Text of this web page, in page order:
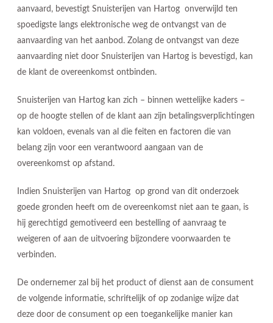
aanvaard, bevestigt Snuisterijen van Hartog onverwijld ten
spoedigste langs elektronische weg de ontvangst van de
aanvaarding van het aanbod. Zolang de ontvangst van deze
aanvaarding niet door Snuisterijen van Hartog is bevestigd, kan
de klant de overeenkomst ontbinden.
Snuisterijen van Hartog kan zich – binnen wettelijke kaders –
op de hoogte stellen of de klant aan zijn betalingsverplichtingen
kan voldoen, evenals van al die feiten en factoren die van
belang zijn voor een verantwoord aangaan van de
overeenkomst op afstand.
Indien Snuisterijen van Hartog op grond van dit onderzoek
goede gronden heeft om de overeenkomst niet aan te gaan, is
hij gerechtigd gemotiveerd een bestelling of aanvraag te
weigeren of aan de uitvoering bijzondere voorwaarden te
verbinden.
De ondernemer zal bij het product of dienst aan de consument
de volgende informatie, schriftelijk of op zodanige wijze dat
deze door de consument op een toegankelijke manier kan